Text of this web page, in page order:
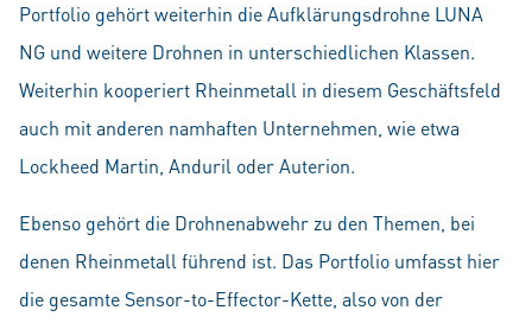
Portfolio gehört weiterhin die Aufklärungsdrohne LUNA
NG und weitere Drohnen in unterschiedlichen Klassen.
Weiterhin kooperiert Rheinmetall in diesem Geschäftsfeld
auch mit anderen namhaften Unternehmen, wie etwa
Lockheed Martin, Anduril oder Auterion.
Ebenso gehört die Drohnenabwehr zu den Themen, bei
denen Rheinmetall führend ist. Das Portfolio umfasst hier
die gesamte Sensor-to-Effector-Kette, also von der